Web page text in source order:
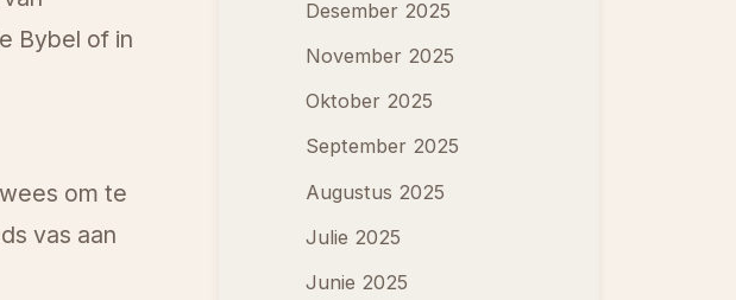
Bybel of in
om te
vas aan
Desember 2025
November 2025
Oktober 2025
September 2025
Augustus 2025
Julie 2025
Junie 2025